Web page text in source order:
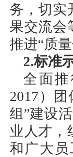
务，切实
果交流会
推进“质
2.标准
全面推
2017）
组”建设
业人才，
和广大